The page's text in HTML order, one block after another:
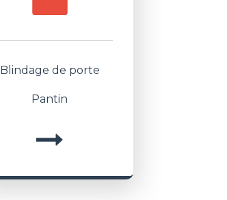
Blindage de porte
Pantin